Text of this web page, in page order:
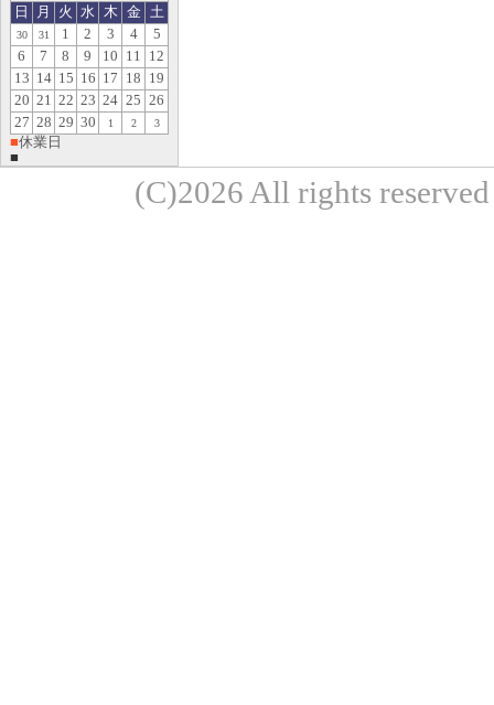
日
月 火 水 木 金 土
30 31 1 2 3 4
5
6
7 8 9 10 11
12
13 14 15 16 17 18 19
20 21 22 23 24 25 26
27 28 29 30 1 2 3
■休業日
■
(C)2026 All rights